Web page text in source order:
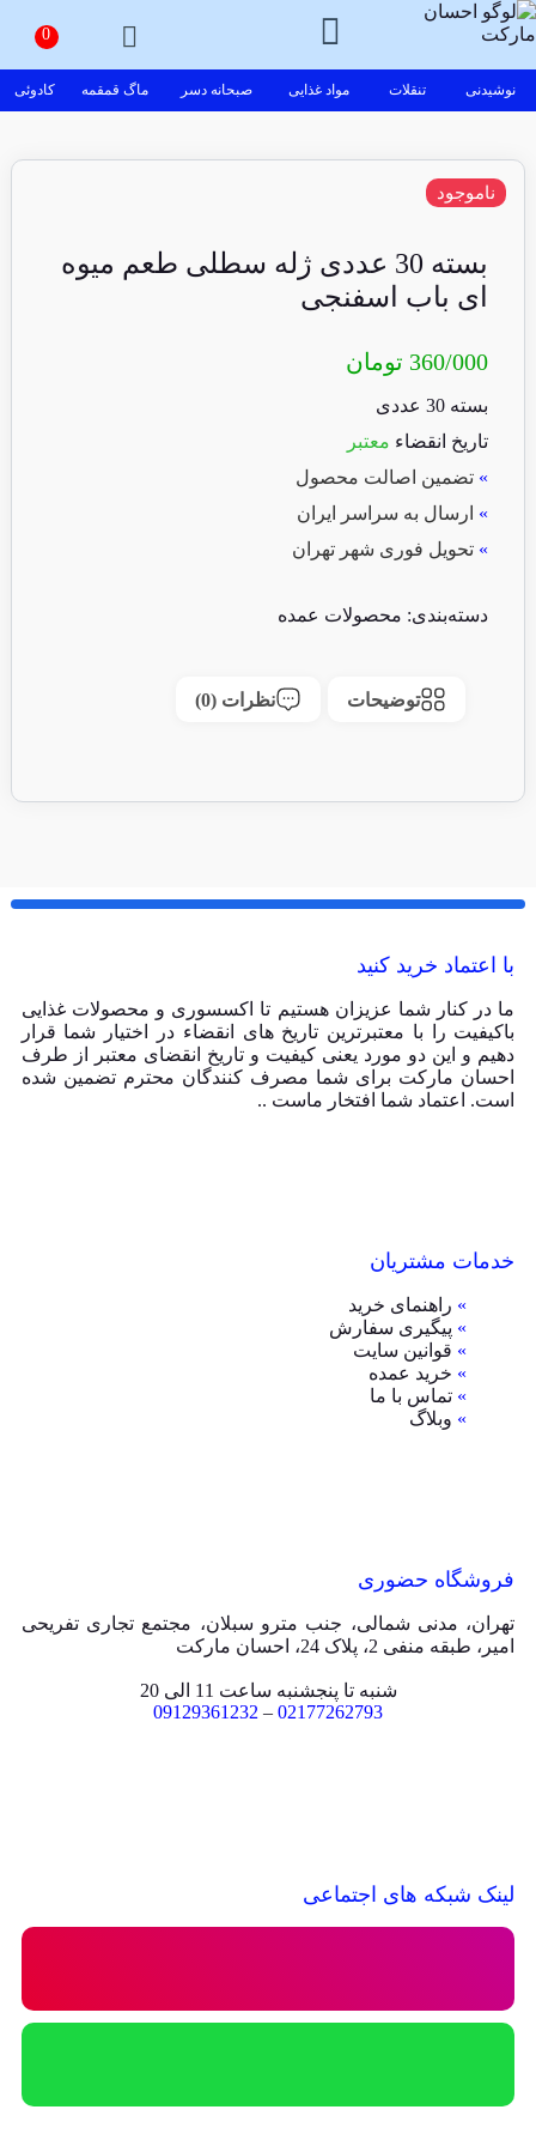
نوشیدنی تنقلات مواد غذایی صبحانه دسر ماگ قمقمه کادوئی
بسته 30 عددی ژله سطلی طعم میوه
ای باب اسفنجی
360/000 تومان
بسته 30 عددی
تاریخ انقضاء معتبر
» تضمین اصالت محصول
» ارسال به سراسر ایران
» تحویل فوری شهر تهران
ناموجود
دسته‌بندی: محصولات عمده
توضیحات نظرات (0)
با اعتماد خرید کنید
ما در کنار شما عزیزان هستیم تا اکسسوری و محصولات غذایی
باکیفیت را با معتبرترین تاریخ های انقضاء در اختیار شما قرار
دهیم و این دو مورد یعنی کیفیت و تاریخ انقضای معتبر از طرف
احسان مارکت برای شما مصرف کنندگان محترم تضمین شده
است. اعتماد شما افتخار ماست ..
خدمات مشتریان
» راهنمای خرید
» پیگیری سفارش
» قوانین سایت
» خرید عمده
» تماس با ما
» وبلاگ
فروشگاه حضوری
تهران، مدنی شمالی، جنب مترو سبلان، مجتمع تجاری تفریحی
امیر، طبقه منفی 2، پلاک 24، احسان مارکت
شنبه تا پنجشنبه ساعت 11 الی 20
02177262793
–
09129361232
لینک شبکه های اجتماعی